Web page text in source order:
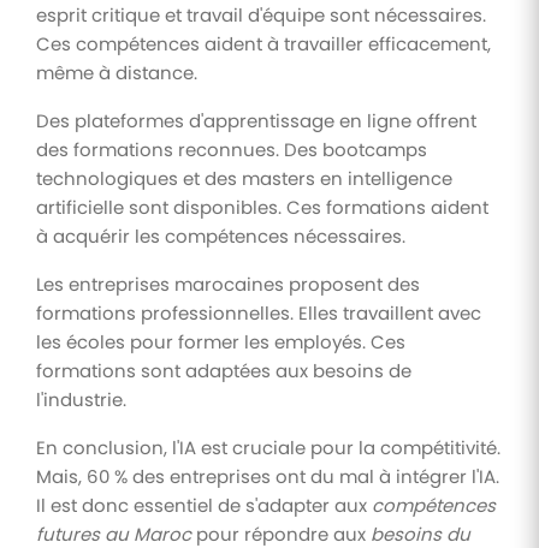
esprit critique et travail d'équipe sont nécessaires.
Ces compétences aident à travailler efficacement,
même à distance.
Des plateformes d'apprentissage en ligne offrent
des formations reconnues. Des bootcamps
technologiques et des masters en intelligence
artificielle sont disponibles. Ces formations aident
à acquérir les compétences nécessaires.
Les entreprises marocaines proposent des
formations professionnelles. Elles travaillent avec
les écoles pour former les employés. Ces
formations sont adaptées aux besoins de
l'industrie.
En conclusion, l'IA est cruciale pour la compétitivité.
Mais, 60 % des entreprises ont du mal à intégrer l'IA.
Il est donc essentiel de s'adapter aux compétences
futures au Marocpour répondre aux besoins du